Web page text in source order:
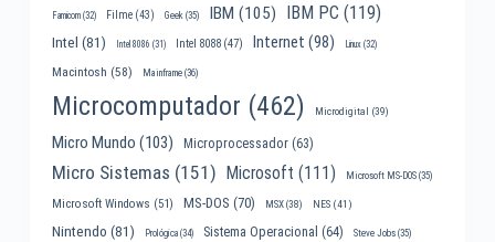
Famicom(32) Filme(43) Geek(35) IBM (105) IBM PC (119)
Intel (81) Intel 8086 (31) Intel 8088(47) Internet (98) Linux(32)
Macintosh (58) Mainframe(36)
Microcomputador (462) Microdigital (39)
Micro Mundo (103) Microprocessador(63)
Micro Sistemas (151) Microsoft (111) Microsoft MS-DOS(35)
Microsoft Windows (51) MS-DOS (70) MSX(38) NES(41)
Nintendo (81) Prológica(34) Sistema Operacional (64) Steve Jobs(35)